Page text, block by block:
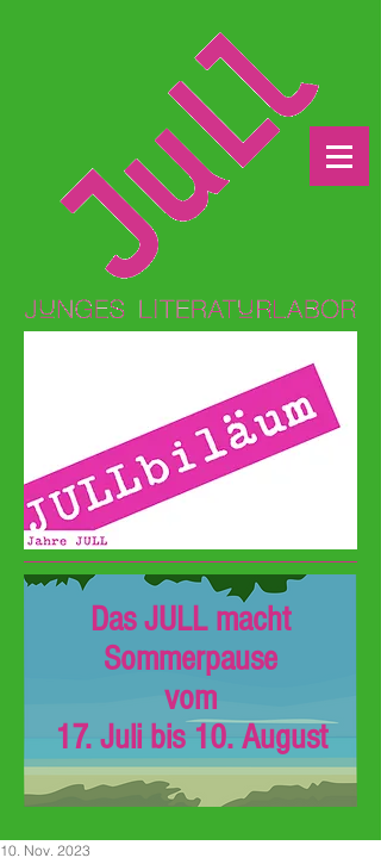
Das JULL macht
Sommerpause
vom
17. Juli bis 10. August
10. Nov. 2023